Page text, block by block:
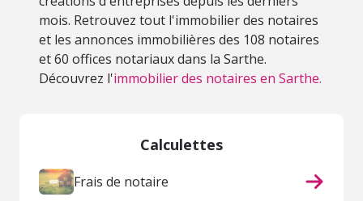
mois. Retrouvez tout l'immobilier des notaires
et les annonces immobilières des 108 notaires
et 60 offices notariaux dans la Sarthe.
Découvrez l'immobilier des notaires en Sarthe.
Calculettes
Frais de notaire